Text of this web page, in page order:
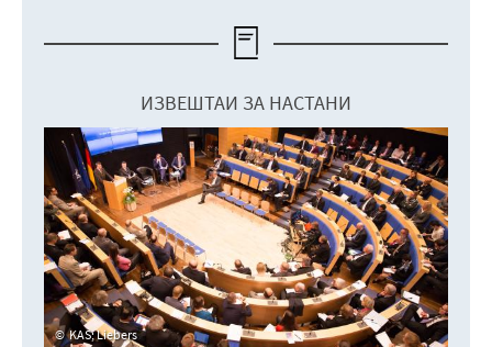
ИЗВЕШТАИ ЗА НАСТАНИ
KAS; Liebers